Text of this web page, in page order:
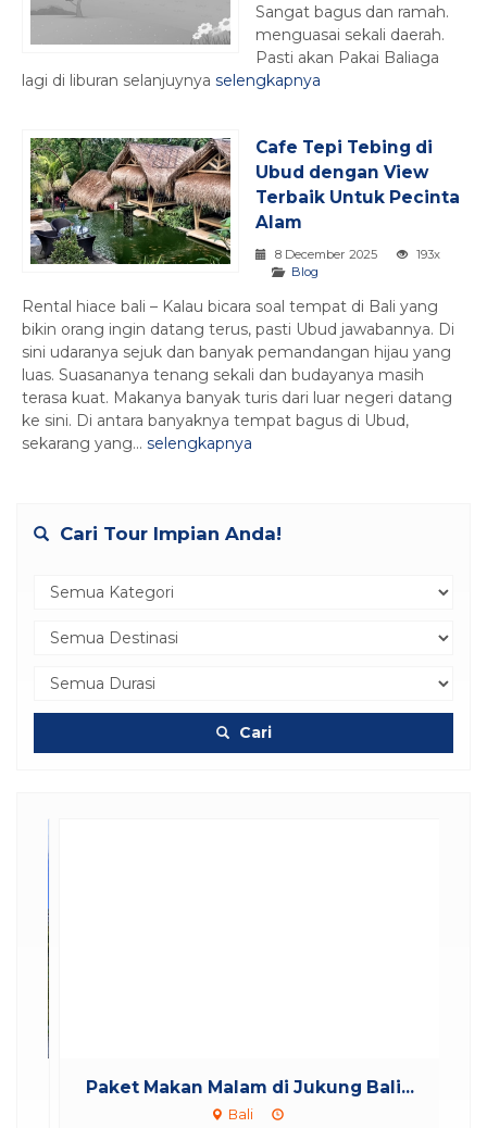
Sangat bagus dan ramah.
menguasai sekali daerah.
Pasti akan Pakai Baliaga
lagi di liburan selanjuynya selengkapnya
Cafe Tepi Tebing di
Ubud dengan View
Terbaik Untuk Pecinta
Alam
8 December 2025
193x
Blog
Rental hiace bali – Kalau bicara soal tempat di Bali yang
bikin orang ingin datang terus, pasti Ubud jawabannya. Di
sini udaranya sejuk dan banyak pemandangan hijau yang
luas. Suasananya tenang sekali dan budayanya masih
terasa kuat. Makanya banyak turis dari luar negeri datang
ke sini. Di antara banyaknya tempat bagus di Ubud,
sekarang yang... selengkapnya
Cari Tour Impian Anda!
Cari
Paket Makan Malam di Jukung Bali...
Bali